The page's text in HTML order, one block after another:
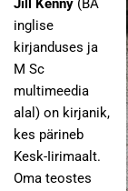
Jill Kenny (BA
inglise
kirjanduses ja
M Sc
multimeedia
alal) on kirjanik,
kes pärineb
Kesk-Iirimaalt.
Oma teostes